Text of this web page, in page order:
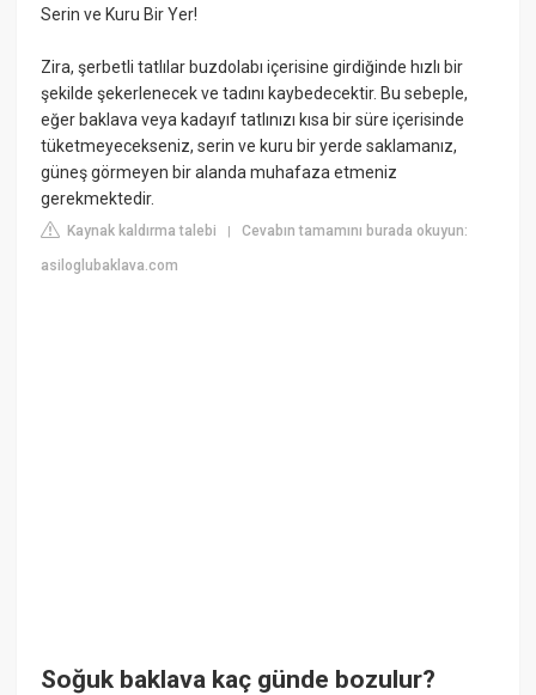
Serin ve Kuru Bir Yer!
Zira, şerbetli tatlılar buzdolabı içerisine girdiğinde hızlı bir
şekilde şekerlenecek ve tadını kaybedecektir. Bu sebeple,
eğer baklava veya kadayıf tatlınızı kısa bir süre içerisinde
tüketmeyecekseniz, serin ve kuru bir yerde saklamanız,
güneş görmeyen bir alanda muhafaza etmeniz
gerekmektedir.
Kaynak kaldırma talebi |Cevabın tamamını burada okuyun:
asiloglubaklava.com
Soğuk baklava kaç günde bozulur?